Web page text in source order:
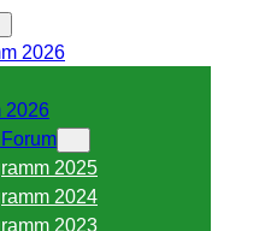
2026
2026
2025
2024
2023